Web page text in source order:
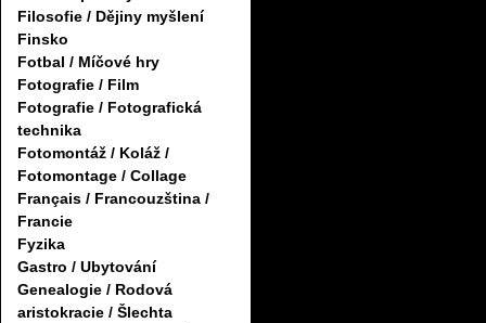
Filosofie / Dějiny myšlení
Finsko
Fotbal / Míčové hry
Fotografie / Film
Fotografie / Fotografická
technika
Fotomontáž / Koláž /
Fotomontage / Collage
Français / Francouzština /
Francie
Fyzika
Gastro / Ubytování
Genealogie / Rodová
aristokracie / Šlechta